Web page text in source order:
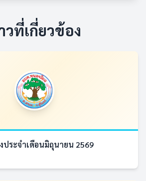
วที่เกี่ยวข้อง
ประจำเดือนมิถุนายน 2569